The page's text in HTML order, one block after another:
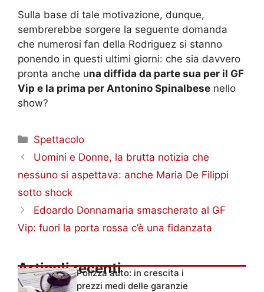
Sulla base di tale motivazione, dunque,
sembrerebbe sorgere la seguente domanda
che numerosi fan della Rodriguez si stanno
ponendo in questi ultimi giorni: che sia davvero
pronta anche una diffida da parte sua per il GF
Vip e la prima per Antonino Spinalbese nello
show?
Categorie
Spettacolo
Uomini e Donne, la brutta notizia che
nessuno si aspettava: anche Maria De Filippi
sotto shock
Edoardo Donnamaria smascherato al GF
Vip: fuori la porta rossa c’è una fidanzata
Articoli recentiPolizza auto: in crescita i
prezzi medi delle garanzie